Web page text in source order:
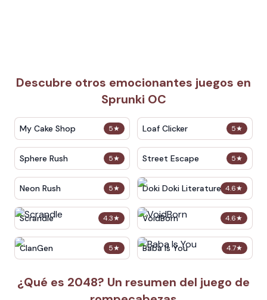
Descubre otros emocionantes juegos en
Sprunki OC
5★
My Cake Shop 5★
Loaf Clicker
5★
Sphere Rush 5★
Street Escape
5★
Neon Rush 4.6★
Doki Doki Literature Club
4.3★
Scrandle 4.6★
VoidBorn
5★
ClanGen 4.7★
Baba Is You
¿Qué es 2048? Un resumen del juego de